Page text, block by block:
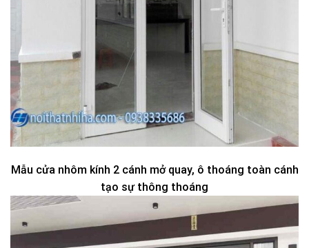
Mẫu cửa nhôm kính 2 cánh mở quay, ô thoáng toàn cánh
tạo sự thông thoáng